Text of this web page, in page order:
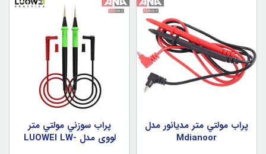
پراب مولتي متر مديانور مدل
Mdianoor
پراب سوزني مولتي متر
لووي مدل LUOWEI LW-